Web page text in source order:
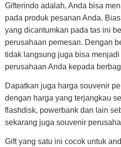
Gifterindo adalah, Anda bisa
pada produk pesanan Anda.
yang dicantumkan pada tas ini
perusahaan pemesan. Dengan
tidak langsung juga bisa
perusahaan Anda kepada
Dapatkan juga harga souvenir
dengan harga yang terjangkau
flashdisk, powerbank dan lain
sekarang juga souvenir
Gift yang satu ini cocok untuk